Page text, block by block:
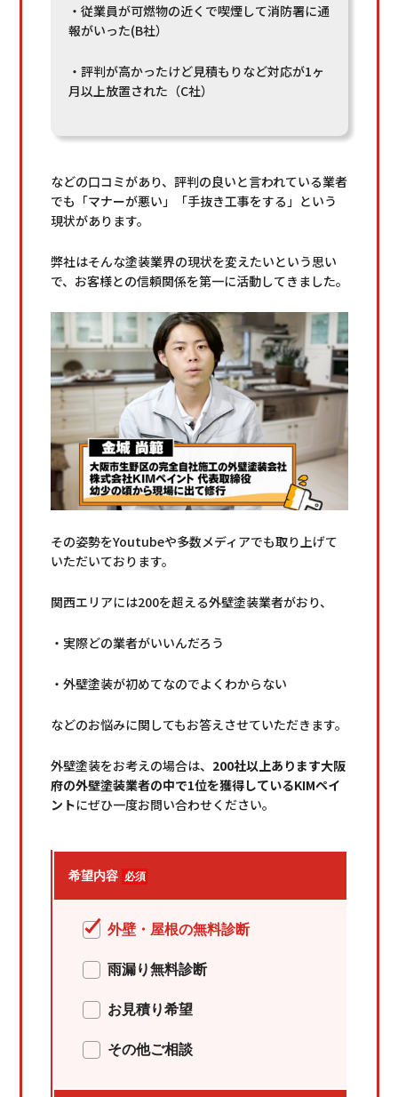
HOME
初めての方へ
選ばれる理由
・従業員が可燃物の近くで喫煙して消防署に通
報がいった(B社）
・評判が高かったけど見積もりなど対応が1ヶ
月以上放置された（C社）
などの口コミがあり、評判の良いと言われている業者
でも「マナーが悪い」「手抜き工事をする」という
現状があります。
弊社はそんな塗装業界の現状を変えたいという思い
で、お客様との信頼関係を第一に活動してきました。
その姿勢をYoutubeや多数メディアでも取り上げて
いただいております。
関西エリアには200を超える外壁塗装業者がおり、
・実際どの業者がいいんだろう
・外壁塗装が初めてなのでよくわからない
などのお悩みに関してもお答えさせていただきます。
外壁塗装をお考えの場合は、 200社以上あります大阪
府の外壁塗装業者の中で1位を獲得しているKIMペイ
ントにぜひ一度お問い合わせください。
希望内容 必須
外壁・屋根の無料診断
雨漏り無料診断
お見積り希望
その他ご相談